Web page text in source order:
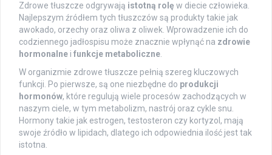
Zdrowe tłuszcze odgrywają istotną rolę w diecie człowieka.
Najlepszym źródłem tych tłuszczów są produkty takie jak
awokado, orzechy oraz oliwa z oliwek. Wprowadzenie ich do
codziennego jadłospisu może znacznie wpłynąć na zdrowie
hormonalne i funkcje metaboliczne
W organizmie zdrowe tłuszcze pełnią szereg kluczowych
funkcji. Po pierwsze, są one niezbędne do produkcji
hormonów, które regulują wiele procesów zachodzących w
naszym ciele, w tym metabolizm, nastrój oraz cykle snu.
Hormony takie jak estrogen, testosteron czy kortyzol, mają
swoje źródło w lipidach, dlatego ich odpowiednia ilość jest tak
istotna.